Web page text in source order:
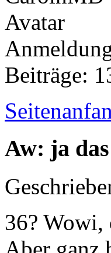
Beiträge:
Aw: ja
36? Wowi,